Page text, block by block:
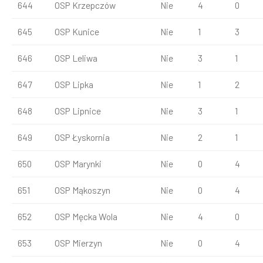
644 OSP Krzepczów Nie 4 0
645 OSP Kunice Nie 1 3
646 OSP Leliwa Nie 3 1
647 OSP Lipka Nie 1 2
648 OSP Lipnice Nie 3 1
649 OSP Łyskornia Nie 2 1
650 OSP Marynki Nie 0 4
651 OSP Mąkoszyn Nie 0 4
652 OSP Męcka Wola Nie 4 0
653 OSP Mierzyn Nie 0 4